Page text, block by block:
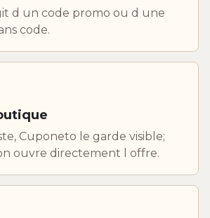
d un code promo ou d une
code.
Cuponeto le garde visible;
ouvre directement l offre.